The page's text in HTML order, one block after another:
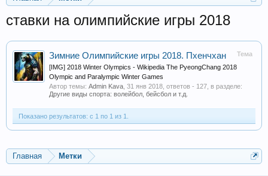
ставки на олимпийские игры 2018
Тема
Зимние Олимпийские игры 2018. Пхенчхан
[IMG] 2018 Winter Olympics - Wikipedia The PyeongChang 2018
Olympic and Paralympic Winter Games
Автор темы: Admin Kava 31 янв 2018 , ответов - 127, в разделе:
Другие виды спорта: волейбол, бейсбол и т.д.
Показано результатов: с 1 по 1 из 1.
Главная Метки